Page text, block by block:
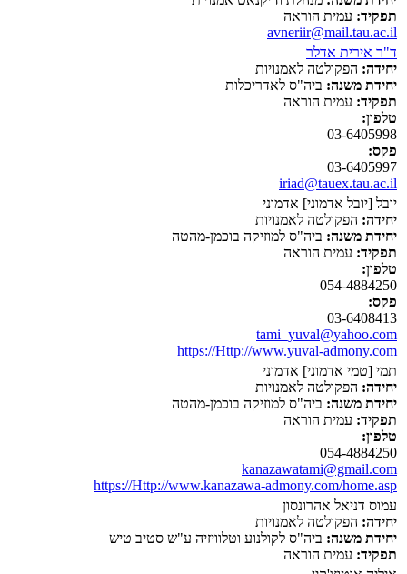
תפקיד: עמית הוראה
avneriir@mail.tau.ac.il
ד"ר אירית אדלר
יחידה: הפקולטה לאמנויות
יחידת משנה: ביה"ס לאדריכלות
תפקיד: עמית הוראה
טלפון:
03-6405998
פקס:
03-6405997
iriad@tauex.tau.ac.il
יובל [יובל אדמוני] אדמוני
יחידה: הפקולטה לאמנויות
יחידת משנה: ביה"ס למוזיקה בוכמן-מהטה
תפקיד: עמית הוראה
טלפון:
054-4884250
פקס:
03-6408413
tami_yuval@yahoo.com
https://Http://www.yuval-admony.com
תמי [טמי אדמוני] אדמוני
יחידה: הפקולטה לאמנויות
יחידת משנה: ביה"ס למוזיקה בוכמן-מהטה
תפקיד: עמית הוראה
טלפון:
054-4884250
kanazawatami@gmail.com
https://Http://www.kanazawa-admony.com/home.asp
עמוס דניאל אהרונסון
יחידה: הפקולטה לאמנויות
יחידת משנה: ביה"ס לקולנוע וטלוויזיה ע"ש סטיב טיש
תפקיד: עמית הוראה